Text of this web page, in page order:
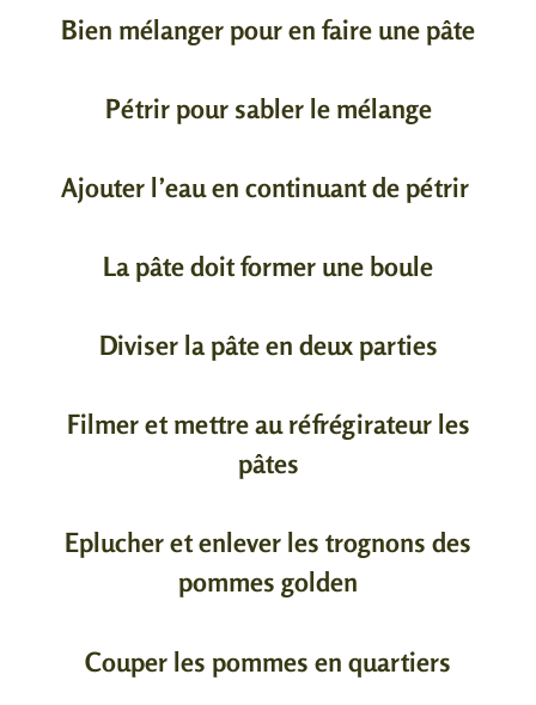
Bien mélanger pour en faire une pâte
Pétrir pour sabler le mélange
Ajouter l’eau en continuant de pétrir
La pâte doit former une boule
Diviser la pâte en deux parties
Filmer et mettre au réfrégirateur les
pâtes
Eplucher et enlever les trognons des
pommes golden
Couper les pommes en quartiers